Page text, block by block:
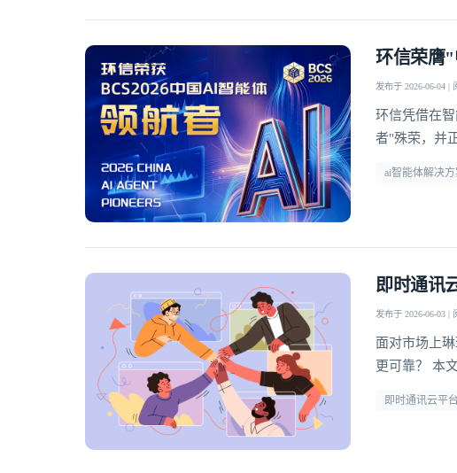
环信荣膺
发布于 2026-06-04 |
环信凭借在
者"殊荣，并
ai智能体解决
即时通讯
发布于 2026-06-03 |
面对市场上
更可靠？ 本
即时通讯云平